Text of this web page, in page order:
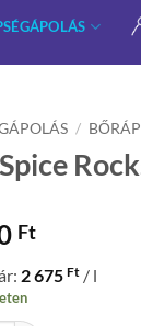
/
Ft
2 675 Ft / l